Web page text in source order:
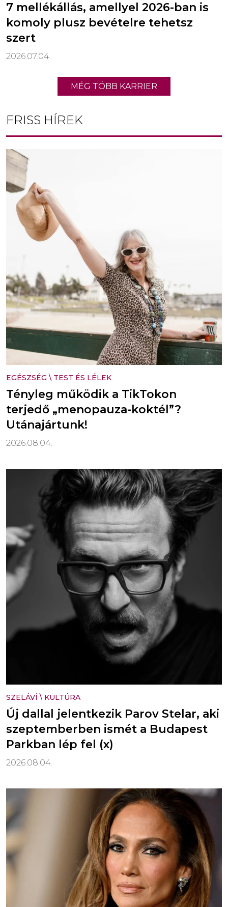
7 mellékállás, amellyel 2026-ban is
komoly plusz bevételre tehetsz
szert
2026.07.04.
MÉG TÖBB KARRIER
FRISS HÍREK
EGÉSZSÉG \ TEST ÉS LÉLEK
Tényleg működik a TikTokon
terjedő „menopauza-koktél”?
Utánajártunk!
2026.08.04.
SZELÁVÍ \ KULTÚRA
Új dallal jelentkezik Parov Stelar, aki
szeptemberben ismét a Budapest
Parkban lép fel (x)
2026.08.04.